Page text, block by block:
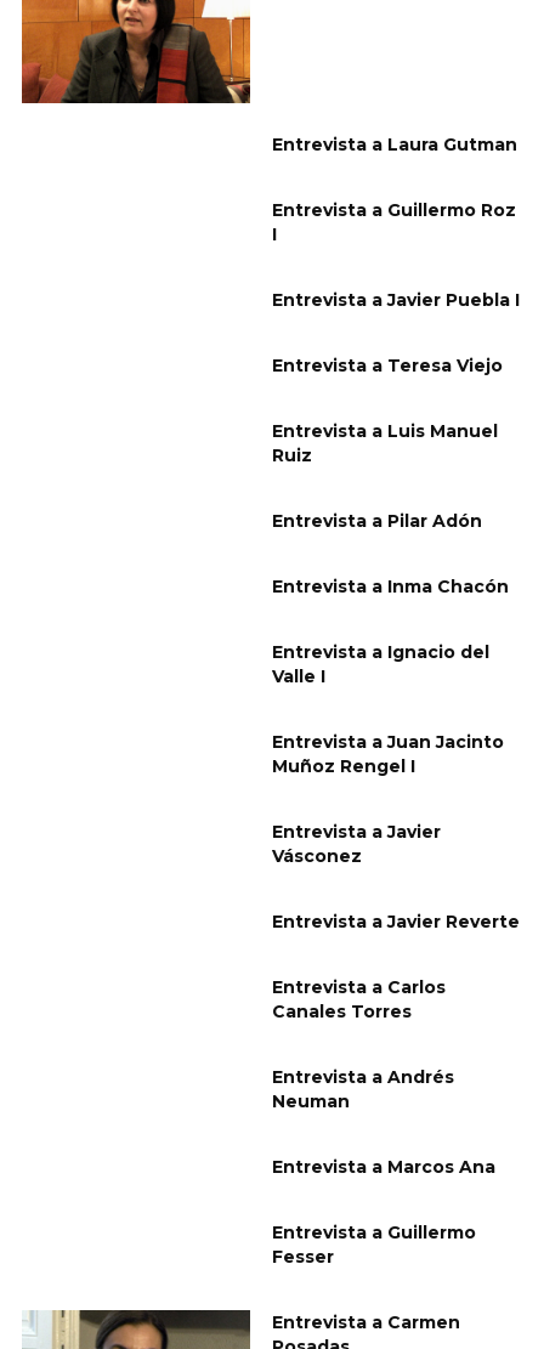
Entrevista a Laura Gutman
Entrevista a Guillermo Roz
I
Entrevista a Javier Puebla I
Entrevista a Teresa Viejo
Entrevista a Luis Manuel
Ruiz
Entrevista a Pilar Adón
Entrevista a Inma Chacón
Entrevista a Ignacio del
Valle I
Entrevista a Juan Jacinto
Muñoz Rengel I
Entrevista a Javier
Vásconez
Entrevista a Javier Reverte
Entrevista a Carlos
Canales Torres
Entrevista a Andrés
Neuman
Entrevista a Marcos Ana
Entrevista a Guillermo
Fesser
Entrevista a Carmen